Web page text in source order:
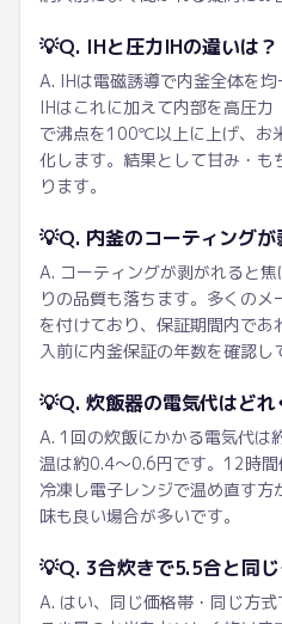
💡Q. IHと圧力IHの違いは？
A. IHは電磁誘導で内釜全体を
IHはこれに加えて内部を高圧
で沸点を100℃以上に上げ、お
化します。結果として甘み・も
ります。
💡Q. 内釜のコーティングが
A. コーティングが剥がれると
りの品質も落ちます。多くの
を付けており、保証期間内で
入前に内釜保証の年数を確認し
💡Q. 炊飯器の電気代はどれ
A. 1回の炊飯にかかる電気代は
温は約0.4〜0.6円です。12時
冷凍し電子レンジで温め直す方
味も良い場合が多いです。
💡Q. 3合炊きで5.5合と同
A. はい、同じ価格帯・同じ方